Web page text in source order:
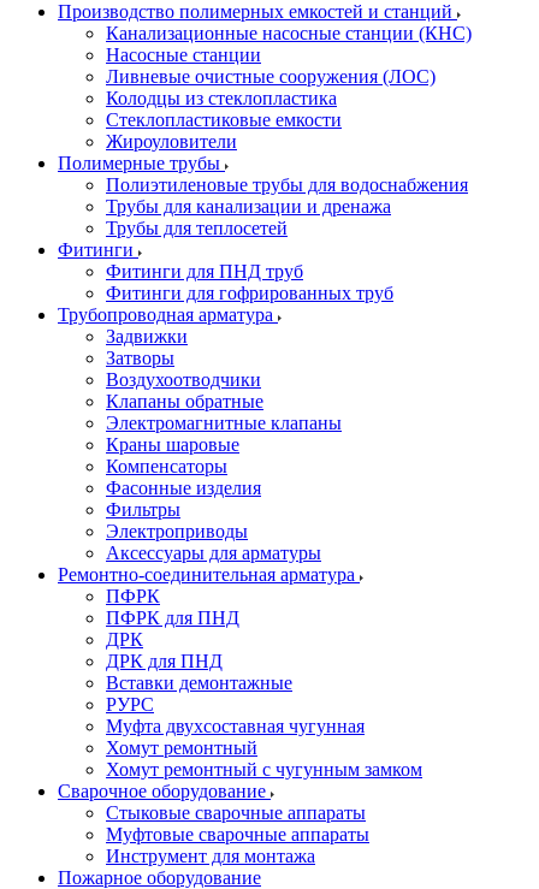
Производство полимерных емкостей и станций
Канализационные насосные станции (КНС)
Насосные станции
Ливневые очистные сооружения (ЛОС)
Колодцы из стеклопластика
Стеклопластиковые емкости
Жироуловители
Полимерные трубы
Полиэтиленовые трубы для водоснабжения
Трубы для канализации и дренажа
Трубы для теплосетей
Фитинги
Фитинги для ПНД труб
Фитинги для гофрированных труб
Трубопроводная арматура
Задвижки
Затворы
Воздухоотводчики
Клапаны обратные
Электромагнитные клапаны
Краны шаровые
Компенсаторы
Фасонные изделия
Фильтры
Электроприводы
Аксессуары для арматуры
Ремонтно-соединительная арматура
ПФРК
ПФРК для ПНД
ДРК
ДРК для ПНД
Вставки демонтажные
РУРС
Муфта двухсоставная чугунная
Хомут ремонтный
Хомут ремонтный с чугунным замком
Сварочное оборудование
Стыковые сварочные аппараты
Муфтовые сварочные аппараты
Инструмент для монтажа
Пожарное оборудование